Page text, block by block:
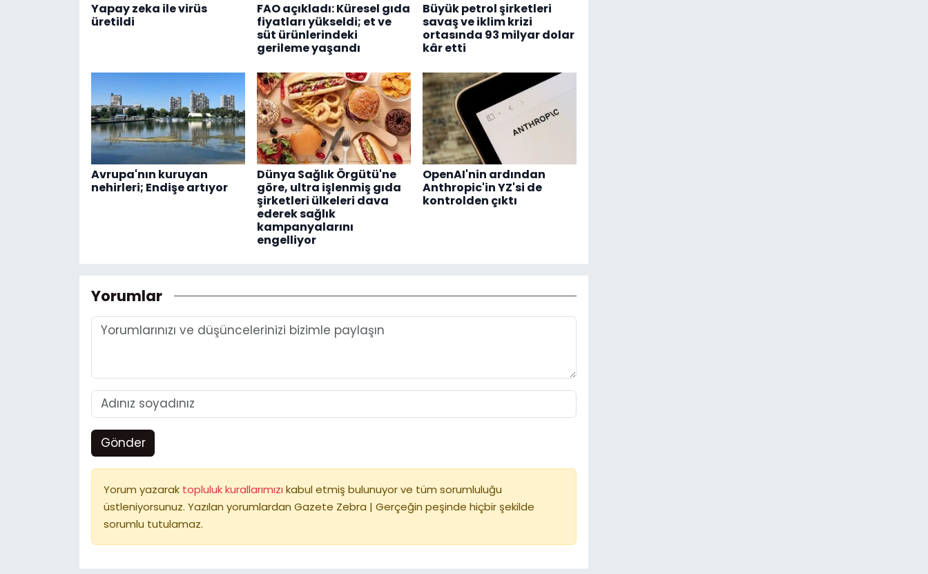
Yapay zeka ile virüs
üretildi
FAO açıkladı: Küresel gıda
fiyatları yükseldi; et ve
süt ürünlerindeki
gerileme yaşandı
Büyük petrol şirketleri
savaş ve iklim krizi
ortasında 93 milyar dolar
kâr etti
Avrupa'nın kuruyan
nehirleri; Endişe artıyor
Dünya Sağlık Örgütü'ne
göre, ultra işlenmiş gıda
şirketleri ülkeleri dava
ederek sağlık
kampanyalarını
engelliyor
OpenAI'nin ardından
Anthropic'in YZ'si de
kontrolden çıktı
Yorumlar
Gönder
Yorum yazarak topluluk kurallarımızı kabul etmiş bulunuyor ve tüm sorumluluğu
üstleniyorsunuz. Yazılan yorumlardan Gazete Zebra | Gerçeğin peşinde hiçbir şekilde
sorumlu tutulamaz.